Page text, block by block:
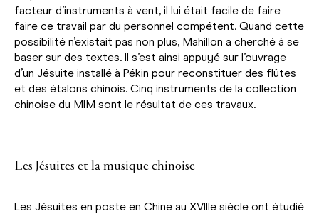
facteur d’instruments à vent, il lui était facile de faire
faire ce travail par du personnel compétent. Quand cette
possibilité n’existait pas non plus, Mahillon a cherché à se
baser sur des textes. Il s’est ainsi appuyé sur l’ouvrage
d’un Jésuite installé à Pékin pour reconstituer des flûtes
et des étalons chinois. Cinq instruments de la collection
chinoise du MIM sont le résultat de ces travaux.
Les Jésuites et la musique chinoise
Les Jésuites en poste en Chine au XVIIIe siècle ont étudié